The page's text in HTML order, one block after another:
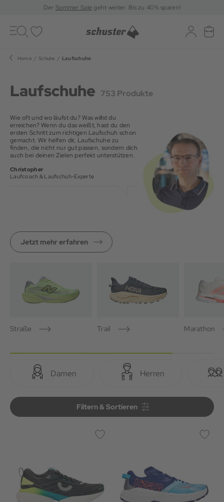
DerSommer Sale geht weiter: Bis zu 40% sparen!
Toggle
navigation
Home Schuhe Laufschuhe
Laufschuhe 753 Produkte
Wie oft und wo läufst du? Was willst du
erreichen? Wenn du das weißt, hast du den
ersten Schritt zum richtigen Laufschuh schon
gemacht. Wir helfen dir, Laufschuhe zu
finden, die nicht nur gut passen, sondern dich
auch bei deinen Zielen perfekt unterstützen.
Christopher
Laufcoach & Laufschuh-Experte
Jetzt mehr erfahren
Straße Trail Marathon
Damen Herren
Filtern & Sortieren
Filtern & Sortieren